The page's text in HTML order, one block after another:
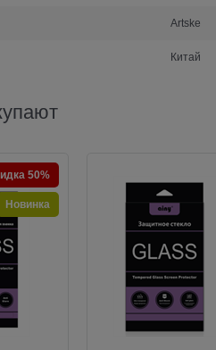
Artske
Китай
50%
Новинка